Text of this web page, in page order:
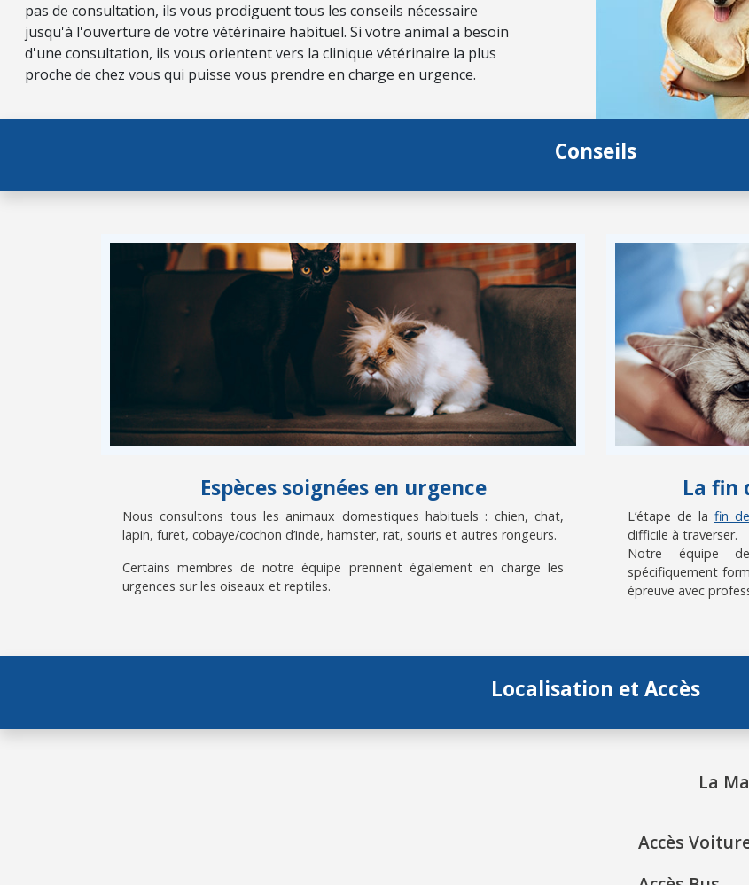
pas de consultation, ils vous prodiguent tous les conseils nécessaire
jusqu'à l'ouverture de votre vétérinaire habituel. Si votre animal a besoin
d'une consultation, ils vous orientent vers la clinique vétérinaire la plus
proche de chez vous qui puisse vous prendre en charge en urgence.
Conseils
Espèces soignées en urgence
Nous consultons tous les animaux domestiques habituels : chien, chat,
lapin, furet, cobaye/cochon d’inde, hamster, rat, souris et autres rongeurs.
Certains membres de notre équipe prennent également en charge les
urgences sur les oiseaux et reptiles.
La fin
L’étape de la fin
difficile à traverser.
Notre équipe
spécifiquement
épreuve avec
Localisation et Accès
La
Accès